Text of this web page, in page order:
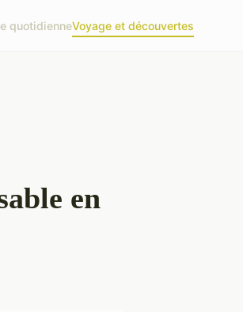
quotidienneVoyage et découvertes
en